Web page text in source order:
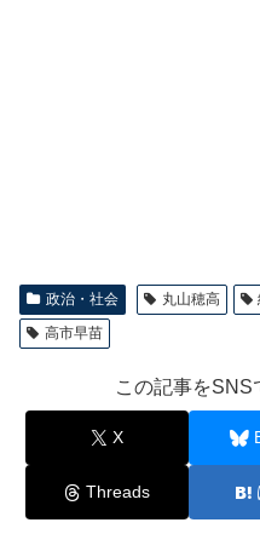
政治・社会 丸山穂高
高市早苗
この記事をSNS
X
Threads